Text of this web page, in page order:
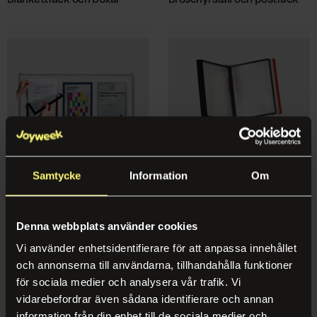
Samtycke Information Om
Denna webbplats använder cookies
Vi använder enhetsidentifierare för att anpassa innehållet
och annonserna till användarna, tillhandahålla funktioner
för sociala medier och analysera vår trafik. Vi
vidarebefordrar även sådana identifierare och annan
Fruktkorgar
Mat på jobbet
Inredning & Nöje
Spel & Nöje
Bemanning
Växtskötsel
Återvinning
Entrémattor
Mat & Dryck
Kaffe & Kaffemaskiner
Catering
Vattenautomater
Fruktkorgar
Case
Nyheter & Inspiration
Certifikat, Rapporter & Policys
Följ oss
LinkedIn
Norwegian
Magnetiska ramar Panelsystem